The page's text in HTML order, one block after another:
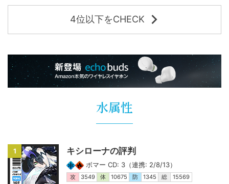
4位以下をCHECK
水属性
1 キシローナの評判
ボマー CD: 3（連携: 2/8/13）
攻 3549 体 10675 防 1345 総 15569